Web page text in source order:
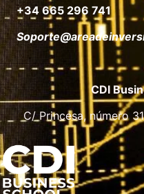
+34 665 296 741
CDI
C/ Princesa, número